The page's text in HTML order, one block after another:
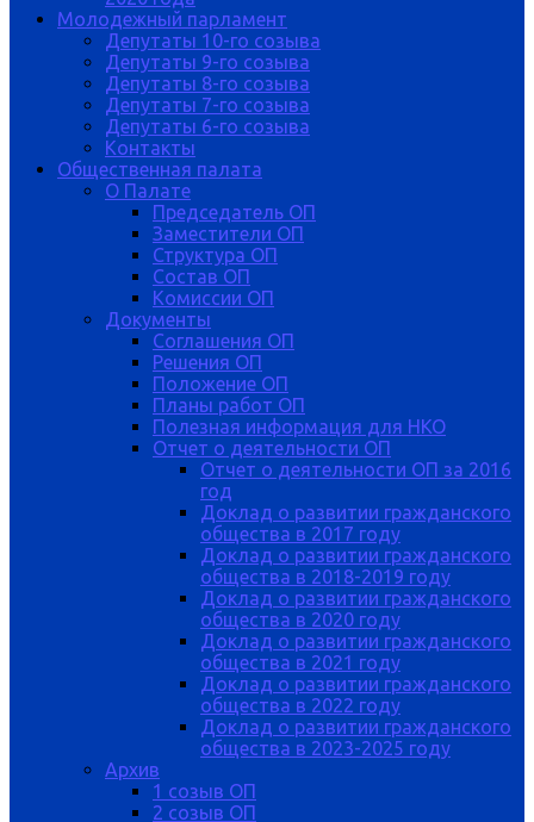
Молодежный парламент
Депутаты 10-го созыва
Депутаты 9-го созыва
Депутаты 8-го созыва
Депутаты 7-го созыва
Депутаты 6-го созыва
Контакты
Общественная палата
О Палате
Председатель ОП
Заместители ОП
Структура ОП
Состав ОП
Комиссии ОП
Документы
Соглашения ОП
Решения ОП
Положение ОП
Планы работ ОП
Полезная информация для НКО
Отчет о деятельности ОП
Отчет о деятельности ОП за 2016
год
Доклад о развитии гражданского
общества в 2017 году
Доклад о развитии гражданского
общества в 2018-2019 году
Доклад о развитии гражданского
общества в 2020 году
Доклад о развитии гражданского
общества в 2021 году
Доклад о развитии гражданского
общества в 2022 году
Доклад о развитии гражданского
общества в 2023-2025 году
Архив
1 созыв ОП
2 созыв ОП